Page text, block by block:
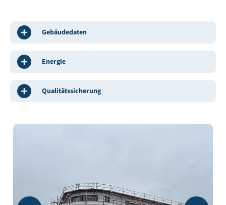
Gebäudedaten
Energie
Qualitätssicherung